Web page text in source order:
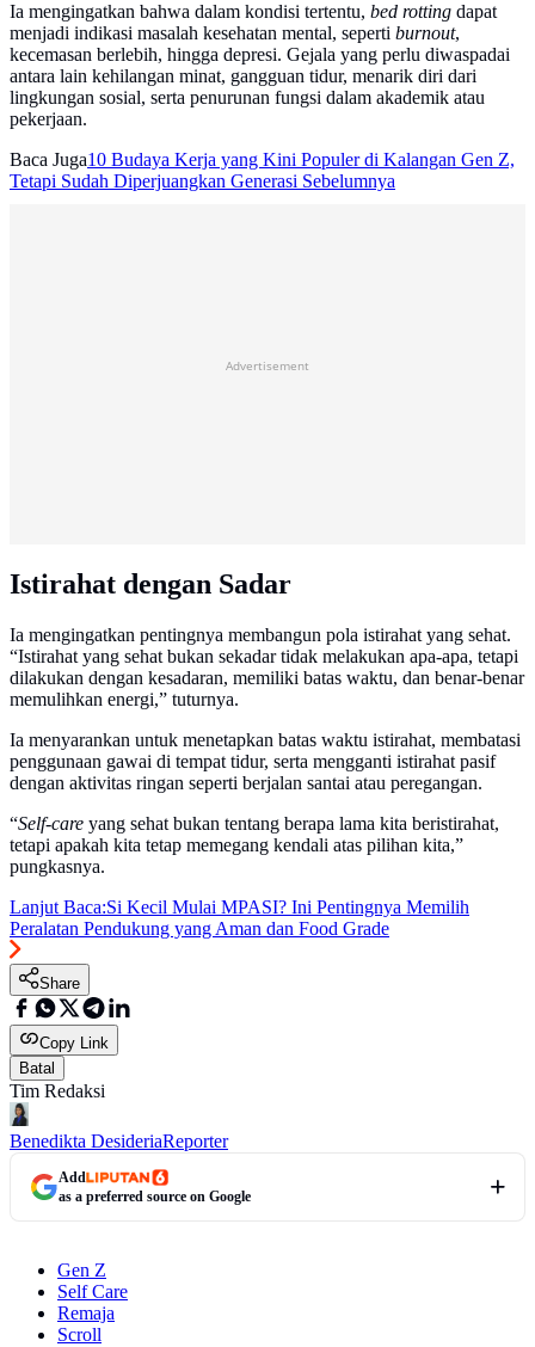
Ia mengingatkan bahwa dalam kondisi tertentu, bed rotting dapat
menjadi indikasi masalah kesehatan mental, seperti burnout,
kecemasan berlebih, hingga depresi. Gejala yang perlu diwaspadai
antara lain kehilangan minat, gangguan tidur, menarik diri dari
lingkungan sosial, serta penurunan fungsi dalam akademik atau
pekerjaan.
Baca Juga10 Budaya Kerja yang Kini Populer di Kalangan Gen Z,
Tetapi Sudah Diperjuangkan Generasi Sebelumnya
Advertisement
Istirahat dengan Sadar
Ia mengingatkan pentingnya membangun pola istirahat yang sehat.
“Istirahat yang sehat bukan sekadar tidak melakukan apa-apa, tetapi
dilakukan dengan kesadaran, memiliki batas waktu, dan benar-benar
memulihkan energi,” tuturnya.
Ia menyarankan untuk menetapkan batas waktu istirahat, membatasi
penggunaan gawai di tempat tidur, serta mengganti istirahat pasif
dengan aktivitas ringan seperti berjalan santai atau peregangan.
“Self-care yang sehat bukan tentang berapa lama kita beristirahat,
tetapi apakah kita tetap memegang kendali atas pilihan kita,”
pungkasnya.
Lanjut Baca:Si Kecil Mulai MPASI? Ini Pentingnya Memilih
Peralatan Pendukung yang Aman dan Food Grade
Share
Copy Link
Batal
Tim Redaksi
Benedikta DesideriaReporter
Add
as a preferred source on Google
Gen Z
Self Care
Remaja
Scroll